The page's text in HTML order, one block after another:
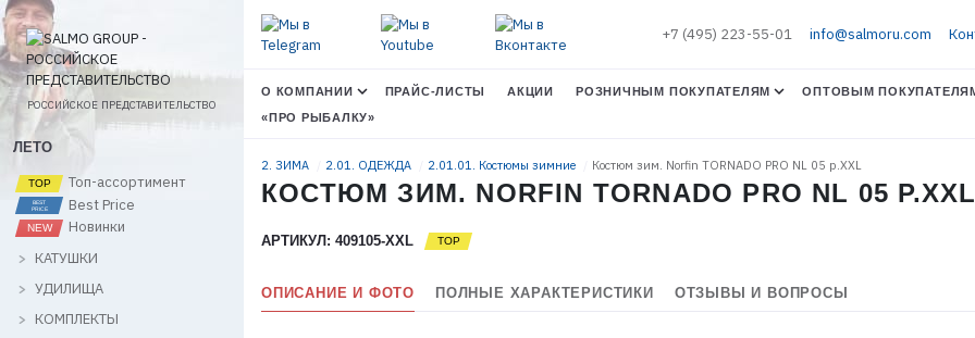
РОССИЙСКОЕ ПРЕДСТАВИТЕЛЬСТВО
ЛЕТО
Топ-ассортимент
Best Price
Новинки
КАТУШКИ
УДИЛИЩА
КОМПЛЕКТЫ
+7 (495) 223-55-01 info@salmoru.com
О КОМПАНИИ ПРАЙС-ЛИСТЫ АКЦИИ РОЗНИЧНЫМ ПОКУПАТЕЛЯМ ОПТОВЫМ
«ПРО РЫБАЛКУ»
2. ЗИМА 2.01. ОДЕЖДА 2.01.01. Костюмы зимние Костюм зим. Norfin TORNADO PRO NL 05 р.XXL
КОСТЮМ ЗИМ. NORFIN TORNADO PRO NL 05 Р.XXL
АРТИКУЛ: 409105-XXL
ОПИСАНИЕ И ФОТО ПОЛНЫЕ ХАРАКТЕРИСТИКИ ОТЗЫВЫ И ВОПРОСЫ